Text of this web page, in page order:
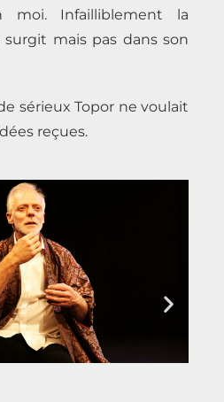
moi. Infailliblement la
mais pas dans son
sérieux Topor ne voulait
reçues.